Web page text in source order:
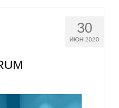
30
ИЮН 2020